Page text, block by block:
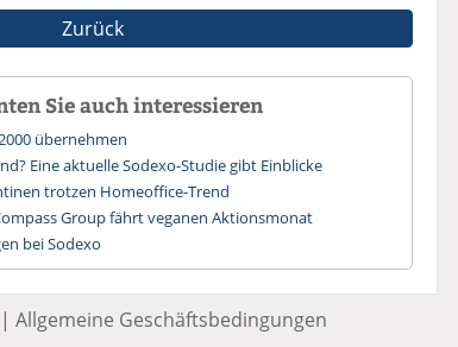
Zurück
Sie auch interessieren
übernehmen
Eine aktuelle Sodexo-Studie gibt Einblicke
trotzen Homeoffice-Trend
Group fährt veganen Aktionsmonat
bei Sodexo
| Allgemeine Geschäftsbedingungen